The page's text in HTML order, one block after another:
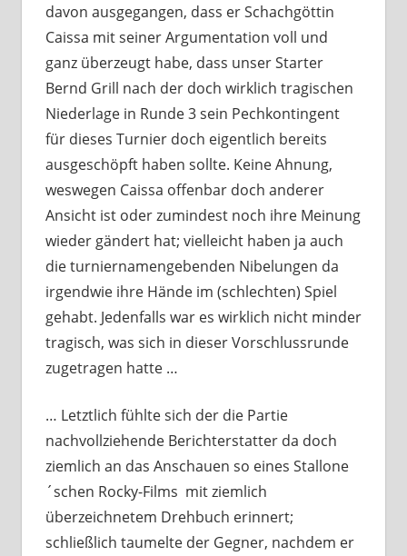
davon ausgegangen, dass er Schachgöttin
Caissa mit seiner Argumentation voll und
ganz überzeugt habe, dass unser Starter
Bernd Grill nach der doch wirklich tragischen
Niederlage in Runde 3 sein Pechkontingent
für dieses Turnier doch eigentlich bereits
ausgeschöpft haben sollte. Keine Ahnung,
weswegen Caissa offenbar doch anderer
Ansicht ist oder zumindest noch ihre Meinung
wieder gändert hat; vielleicht haben ja auch
die turniernamengebenden Nibelungen da
irgendwie ihre Hände im (schlechten) Spiel
gehabt. Jedenfalls war es wirklich nicht minder
tragisch, was sich in dieser Vorschlussrunde
zugetragen hatte …
… Letztlich fühlte sich der die Partie
nachvollziehende Berichterstatter da doch
ziemlich an das Anschauen so eines Stallone
´schen Rocky-Films mit ziemlich
überzeichnetem Drehbuch erinnert;
schließlich taumelte der Gegner, nachdem er